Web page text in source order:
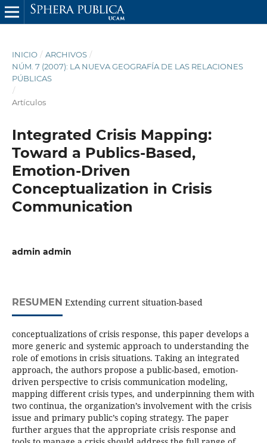
INICIO / ARCHIVOS /
NÚM. 7 (2007): LA NUEVA GEOGRAFÍA DE LAS RELACIONES
PÚBLICAS
/
Artículos
Integrated Crisis Mapping:
Toward a Publics-Based,
Emotion-Driven
Conceptualization in Crisis
Communication
admin admin
RESUMEN Extending current situation-based
conceptualizations of crisis response, this paper develops a
more generic and systemic approach to understanding the
role of emotions in crisis situations. Taking an integrated
approach, the authors propose a public-based, emotion-
driven perspective to crisis communication modeling,
mapping different crisis types, and underpinning them with
two continua, the organization’s involvement with the crisis
issue and primary public’s coping strategy. The paper
further argues that the appropriate crisis response and